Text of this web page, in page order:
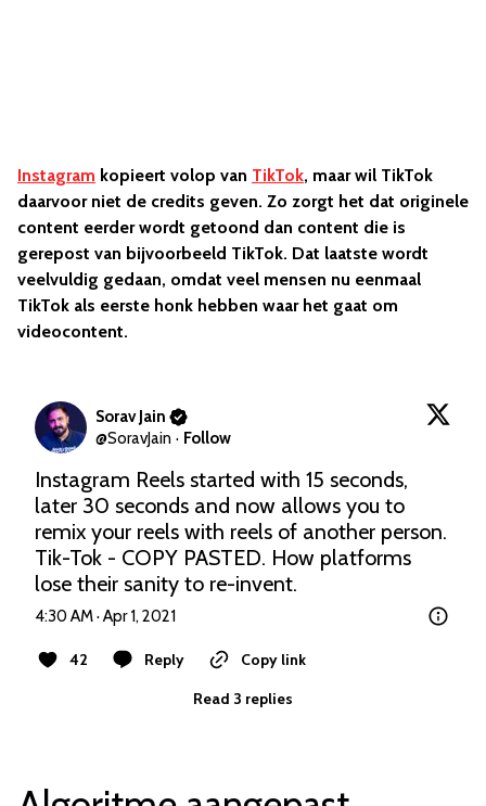
Instagram kopieert volop van TikTok, maar wil TikTok
daarvoor niet de credits geven. Zo zorgt het dat originele
content eerder wordt getoond dan content die is
gerepost van bijvoorbeeld TikTok. Dat laatste wordt
veelvuldig gedaan, omdat veel mensen nu eenmaal
TikTok als eerste honk hebben waar het gaat om
videocontent.
Sorav Jain
@SoravJain · Follow
Instagram Reels started with 15 seconds,
later 30 seconds and now allows you to
remix your reels with reels of another person.
Tik-Tok - COPY PASTED. How platforms
lose their sanity to re-invent.
4:30 AM · Apr 1, 2021
42 Reply
Copy link
Read 3 replies